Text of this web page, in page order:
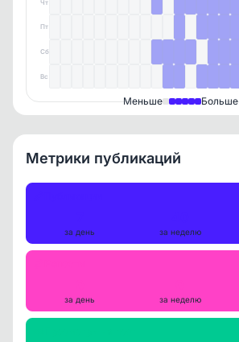
Чт
Пт
Сб
Вс
Меньше Больше
Метрики публикаций
за день за неделю
за день за неделю